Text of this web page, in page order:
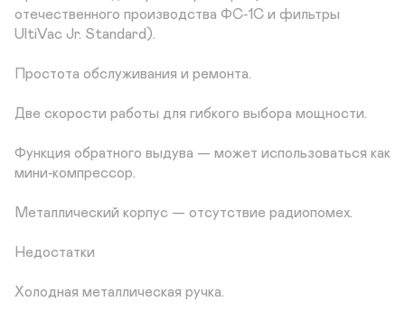
отечественного производства ФС‑1С и фильтры
UltiVac Jr. Standard).
Простота обслуживания и ремонта.
Две скорости работы для гибкого выбора мощности.
Функция обратного выдува — может использоваться как
мини‑компрессор.
Металлический корпус — отсутствие радиопомех.
Недостатки
Холодная металлическая ручка.